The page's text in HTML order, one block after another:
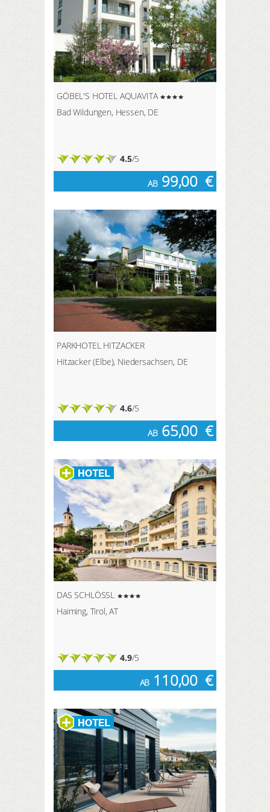
die schneebedeckte Landschaft
schlendern, so können Sie auf
geräumten Wanderwegen in
sonniger Lage wandern oder Sie
stapfen auf Schneeschuhen durch
das unberührte Winterwunderland.
GÖBEL'S HOTEL AQUAVITA
Bad Wildungen, Hessen, DE
4.5/5
AB 99,00 €
PARKHOTEL HITZACKER
Hitzacker (Elbe), Niedersachsen, DE
4.6/5
AB 65,00 €
DAS SCHLÖSSL
Haiming, Tirol, AT
4.9/5
AB 110,00 €